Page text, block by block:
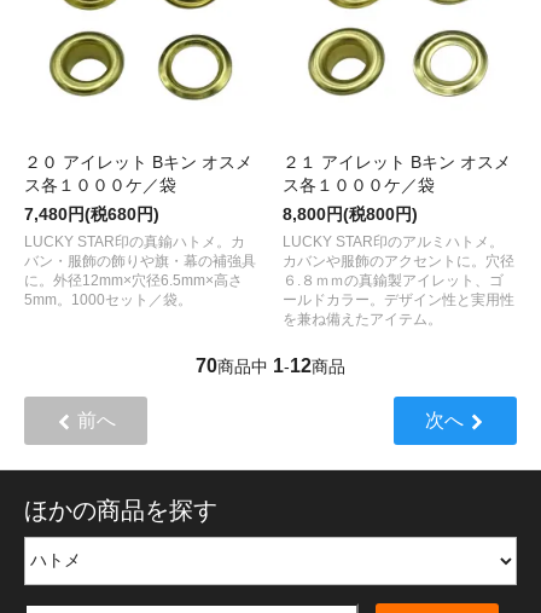
２０ アイレット Bキン オスメ
ス各１０００ケ／袋
7,480円(税680円)
LUCKY STAR印の真鍮ハトメ。カ
バン・服飾の飾りや旗・幕の補強具
に。外径12mm×穴径6.5mm×高さ
5mm。1000セット／袋。
２１ アイレット Bキン オスメ
ス各１０００ケ／袋
8,800円(税800円)
LUCKY STAR印のアルミハトメ。
カバンや服飾のアクセントに。穴径
６.８ｍｍの真鍮製アイレット、ゴ
ールドカラー。デザイン性と実用性
を兼ね備えたアイテム。
70商品中 1-12商品
前へ 次へ
ほかの商品を探す